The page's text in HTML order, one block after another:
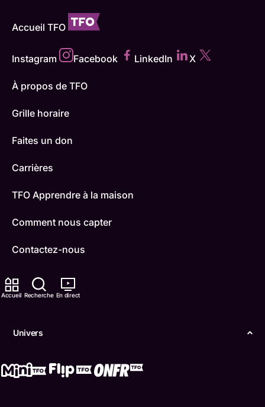
Accueil Recherche En direct
Univers
Accueil TFO
Instagram Facebook LinkedIn X
À propos de TFO
Grille horaire
Faites un don
Carrières
TFO Apprendre à la maison
Comment nous capter
Contactez-nous
ONFR
Boukili